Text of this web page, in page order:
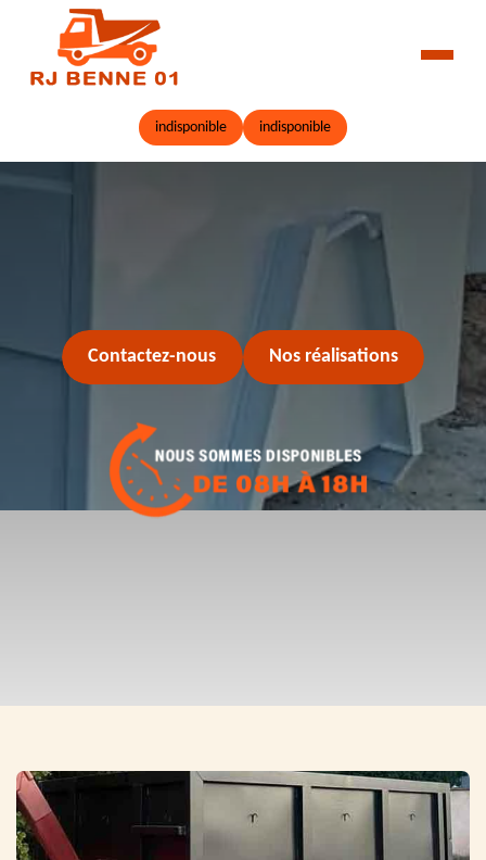
indisponible indisponible
Contactez-nous Nos réalisations